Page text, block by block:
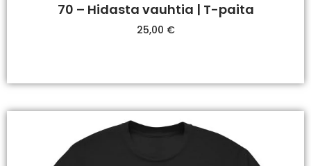
70 – Hidasta vauhtia | T-paita
25,00 €